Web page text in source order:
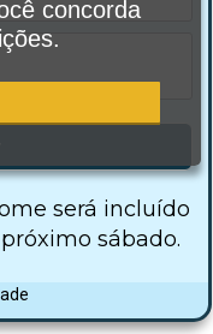
será incluído
sábado.
concorda